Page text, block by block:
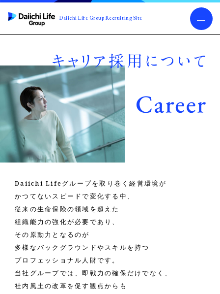
Daiichi Life Group Recruiting Site
Daiichi Lifeグループを取り巻く経営環境が
かつてないスピードで変化する中、
従来の生命保険の領域を超えた
組織能力の強化が必要であり、
その原動力となるのが
多様なバックグラウンドやスキルを持つ
プロフェッショナル人財です。
当社グループでは、即戦力の確保だけでなく、
社内風土の改革を促す観点からも